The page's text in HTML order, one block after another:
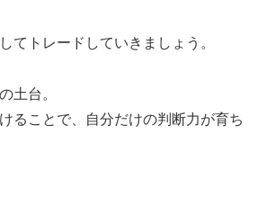
てトレードしていきましょう。
土台。
ることで、自分だけの判断力が育ち